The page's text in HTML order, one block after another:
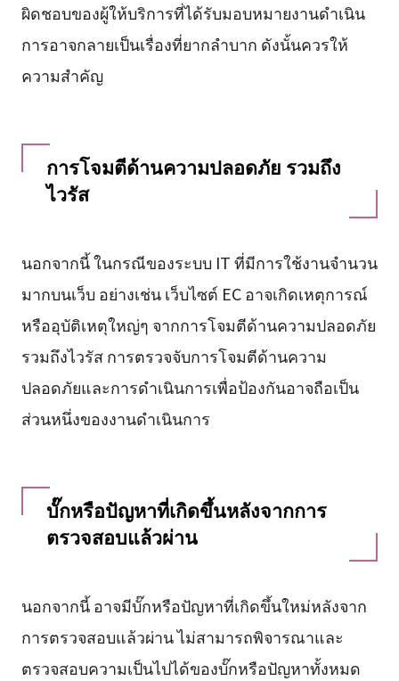
ผิดชอบของผู้ให้บริการที่ได้รับมอบหมายงานดำเนิน
การอาจกลายเป็นเรื่องที่ยากลำบาก ดังนั้นควรให้
ความสำคัญ
การโจมตีด้านความปลอดภัย รวมถึง
ไวรัส
นอกจากนี้ ในกรณีของระบบ IT ที่มีการใช้งานจำนวน
มากบนเว็บ อย่างเช่น เว็บไซต์ EC อาจเกิดเหตุการณ์
หรืออุบัติเหตุใหญ่ๆ จากการโจมตีด้านความปลอดภัย
รวมถึงไวรัส การตรวจจับการโจมตีด้านความ
ปลอดภัยและการดำเนินการเพื่อป้องกันอาจถือเป็น
ส่วนหนึ่งของงานดำเนินการ
บั๊กหรือปัญหาที่เกิดขึ้นหลังจากการ
ตรวจสอบแล้วผ่าน
นอกจากนี้ อาจมีบั๊กหรือปัญหาที่เกิดขึ้นใหม่หลังจาก
การตรวจสอบแล้วผ่าน ไม่สามารถพิจารณาและ
ตรวจสอบความเป็นไปได้ของบั๊กหรือปัญหาทั้งหมด